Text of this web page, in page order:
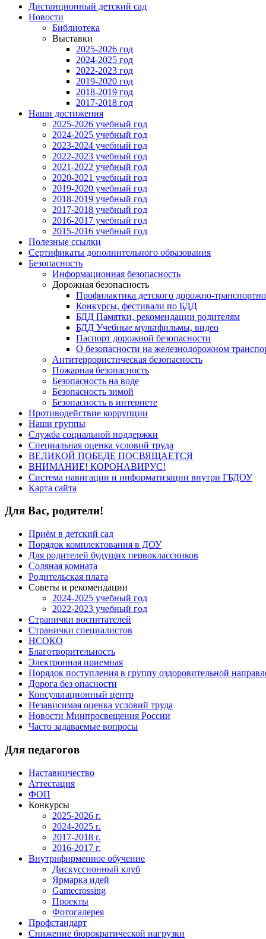
Дистанционный детский сад
Новости
Библиотека
Выставки
2025-2026 год
2024-2025 год
2022-2023 год
2019-2020 год
2018-2019 год
2017-2018 год
Наши достижения
2025-2026 учебный год
2024-2025 учебный год
2023-2024 учебный год
2022-2023 учебный год
2021-2022 учебный год
2020-2021 учебный год
2019-2020 учебный год
2018-2019 учебный год
2017-2018 учебный год
2016-2017 учебный год
2015-2016 учебный год
Полезные ссылки
Сертификаты дополнительного образования
Безопасность
Информационная безопасность
Дорожная безопасность
Профилактика детского дорожно-
Конкурсы, фестивали по БДД
БДД Памятки, рекомендации родителям
БДД Учебные мультфильмы, видео
Паспорт дорожной безопасности
О безопасности на железнодорожном
Антитеррористическая безопасность
Пожарная безопасность
Безопасность на воде
Безопасность зимой
Безопасность в интернете
Противодействие коррупции
Наши группы
Служба социальной поддержки
Специальная оценка условий труда
ВЕЛИКОЙ ПОБЕДЕ ПОСВЯЩАЕТСЯ
ВНИМАНИЕ! КОРОНАВИРУС!
Система навигации и информатизации внутри ГБДОУ
Карта сайта
Для Вас, родители!
Приём в детский сад
Порядок комплектования в ДОУ
Для родителей будущих первоклассников
Соляная комната
Родительская плата
Советы и рекомендации
2024-2025 учебный год
2022-2023 учебный год
Странички воспитателей
Странички специалистов
НСОКО
Благотворительность
Электронная приемная
Порядок поступления в группу оздоровительной
Дорога без опасности
Консультационный центр
Независимая оценка условий труда
Новости Минпросвещения России
Часто задаваемые вопросы
Для педагогов
Наставничество
Аттестация
ФОП
Конкурсы
2025-2026 г.
2024-2025 г.
2017-2018 г.
2016-2017 г.
Внутрифирменное обучение
Дискуссионный клуб
Ярмарка идей
Gamecrossing
Проекты
Фотогалерея
Профстандарт
Снижение бюрократической нагрузки